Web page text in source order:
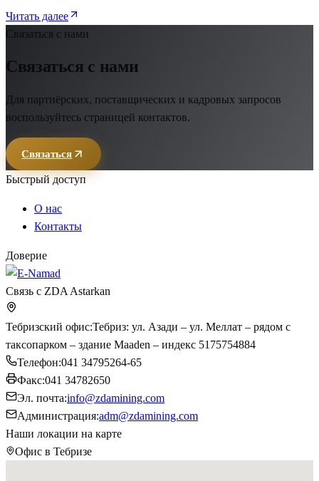
Читать далее
Связаться с нами
Связаться с нами
Для партнёрских, поставщических и кадровых запросов
воспользуйтесь страницей контактов.
Связаться
Быстрый доступ
О нас
Контакты
Доверие
Связь с ZDA Astarkan
Тебризский офис:Тебриз: ул. Азади – ул. Меллат – рядом с
таксопарком – здание Maaden – индекс 5175754884
Телефон:041 34795264-65
Факс:041 34782650
Эл. почта:info@zdamining.com
Администрация:adm@zdamining.com
Наши локации на карте
Офис в Тебризе